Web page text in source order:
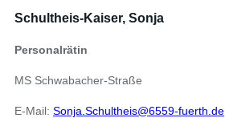
Schultheis-Kaiser, Sonja
Personalrätin
MS Schwabacher-Straße
E-Mail: Sonja.Schultheis@6559-fuerth.de